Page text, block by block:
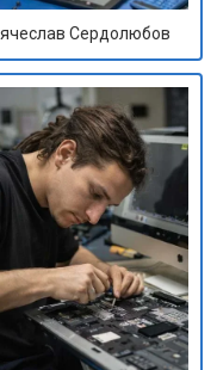
Сердолюбов